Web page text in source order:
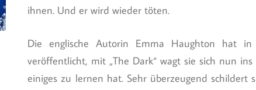
ihnen. Und er wird wieder töten.
Die englische Autorin Emma Haughton hat
veröffentlicht, mit „The Dark“ wagt sie sich nun
einiges zu lernen hat. Sehr überzeugend